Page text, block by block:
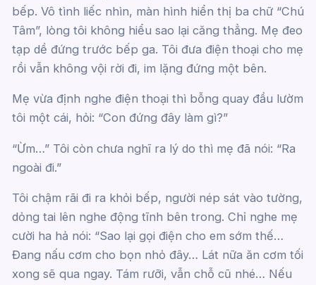
bếp. Vô tình liếc nhìn, màn hình hiển thị ba chữ “Chú
Tâm”, lòng tôi không hiểu sao lại căng thẳng. Mẹ đeo
tạp dề đứng trước bếp ga. Tôi đưa điện thoại cho mẹ
rồi vẫn không vội rời đi, im lặng đứng một bên.
Mẹ vừa định nghe điện thoại thì bỗng quay đầu lườm
tôi một cái, hỏi: “Con đứng đây làm gì?”
“Ừm…” Tôi còn chưa nghĩ ra lý do thì mẹ đã nói: “Ra
ngoài đi.”
Tôi chậm rãi đi ra khỏi bếp, người nép sát vào tường,
dỏng tai lên nghe động tĩnh bên trong. Chỉ nghe mẹ
cười ha hả nói: “Sao lại gọi điện cho em sớm thế…
Đang nấu cơm cho bọn nhỏ đây… Lát nữa ăn cơm tối
xong sẽ qua ngay. Tám rưỡi, vẫn chỗ cũ nhé… Nếu